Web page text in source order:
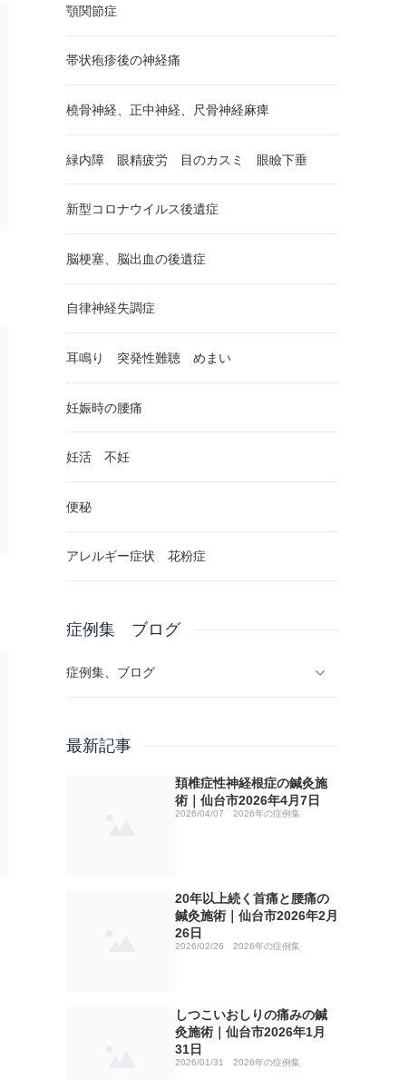
顎関節症
帯状疱疹後の神経痛
橈骨神経、正中神経、尺骨神経麻痺
緑内障 眼精疲労 目のカスミ 眼瞼下垂
新型コロナウイルス後遺症
脳梗塞、脳出血の後遺症
自律神経失調症
耳鳴り 突発性難聴 めまい
妊娠時の腰痛
妊活 不妊
便秘
アレルギー症状 花粉症
症例集 ブログ
症例集、ブログ
No2 リウマチの鍼灸治療について
No4 ゴリゴリ揉んで効きますか！？
No6 治療費が高い治療院が増えている理
しつこいおしりの痛みの鍼灸施術｜仙台市
20年以上続く首痛と腰痛の鍼灸施術｜仙台
市2026年2月26日
仙骨部（骨盤部）の痛みの鍼灸施術｜仙台
頸椎ヘルニアのしびれ、痛みの鍼灸施術｜
仙台市2025年2月27日
坐骨神経痛の鍼灸施術｜仙台市2024年2月
ゴリゴリいう膝の痛み 2024年3月17日
当院の症例集 2023年
ふくらはぎ痛 2023年1月23日
五十肩のその後 ２０２２年２月２日
五十肩（上腕二頭筋腱損傷）のその後 ２
当院の症例集 2021年
ぎっくり腰の症例
当院の症例集 2020年
最新記事
頚椎症性神経根症の鍼灸施
術｜仙台市2026年4月7日
2026/04/07 2026年の症例集
20年以上続く首痛と腰痛の
鍼灸施術｜仙台市2026年2月
26日
2026/02/26 2026年の症例集
しつこいおしりの痛みの鍼
灸施術｜仙台市2026年1月
31日
2026/01/31 2026年の症例集